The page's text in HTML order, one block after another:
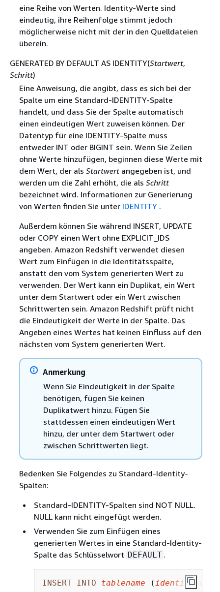
eine Reihe von Werten. Identity-Werte sind
eindeutig, ihre Reihenfolge stimmt jedoch
möglicherweise nicht mit der in den Quelldateien
überein.
GENERATED BY DEFAULT AS IDENTITY(Startwert,
Schritt)
Eine Anweisung, die angibt, dass es sich bei der
Spalte um eine Standard-IDENTITY-Spalte
handelt, und dass Sie der Spalte automatisch
einen eindeutigen Wert zuweisen können. Der
Datentyp für eine IDENTITY-Spalte muss
entweder INT oder BIGINT sein. Wenn Sie Zeilen
ohne Werte hinzufügen, beginnen diese Werte mit
dem Wert, der als Startwertangegeben ist, und
werden um die Zahl erhöht, die als Schritt
bezeichnet wird. Informationen zur Generierung
von Werten finden Sie unter IDENTITY.
Außerdem können Sie während INSERT, UPDATE
oder COPY einen Wert ohne EXPLICIT_IDS
angeben. Amazon Redshift verwendet diesen
Wert zum Einfügen in die Identitätsspalte,
anstatt den vom System generierten Wert zu
verwenden. Der Wert kann ein Duplikat, ein Wert
unter dem Startwert oder ein Wert zwischen
Schrittwerten sein. Amazon Redshift prüft nicht
die Eindeutigkeit der Werte in der Spalte. Das
Angeben eines Wertes hat keinen Einfluss auf den
nächsten vom System generierten Wert.
Anmerkung
Wenn Sie Eindeutigkeit in der Spalte
benötigen, fügen Sie keinen
Duplikatwert hinzu. Fügen Sie
stattdessen einen eindeutigen Wert
hinzu, der unter dem Startwert oder
zwischen Schrittwerten liegt.
Bedenken Sie Folgendes zu Standard-Identity-
Spalten:
Standard-IDENTITY-Spalten sind NOT NULL.
NULL kann nicht eingefügt werden.
Verwenden Sie zum Einfügen eines
generierten Wertes in eine Standard-Identity-
Spalte das Schlüsselwort DEFAULT .
INSERT INTO tablename ( identity-